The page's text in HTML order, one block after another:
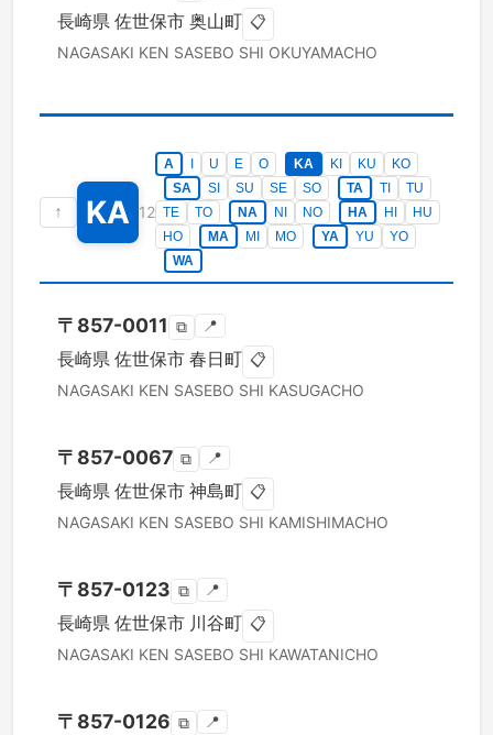
長崎県 佐世保市 奥山町 📋
NAGASAKI KEN SASEBO SHI OKUYAMACHO
↑ KA 12
A U E O KA KI KU
KO
SA
SI SU SE SO TA TI
TU
TE
TO NA NI NO HA HI
HU
HO
MA MI MO YA YU
YO
WA
〒 857-0011 ⧉ 📍
長崎県 佐世保市 春日町 📋
NAGASAKI KEN SASEBO SHI KASUGACHO
〒 857-0067 ⧉ 📍
長崎県 佐世保市 神島町 📋
NAGASAKI KEN SASEBO SHI KAMISHIMACHO
〒 857-0123 ⧉ 📍
長崎県 佐世保市 川谷町 📋
NAGASAKI KEN SASEBO SHI KAWATANICHO
〒 857-0126 ⧉ 📍